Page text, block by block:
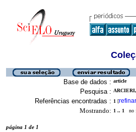
Base de dados : article
Pesquisa :
Referências encontradas : 1 [refinar
Mostrando: 1 .. 1 no
página 1 de 1